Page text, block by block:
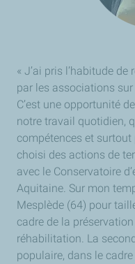
« J’ai pris l’habitude
par les associations
C’est une opportunité
notre travail quotidien,
compétences et surtout
choisi des actions de
avec le Conservatoire
Aquitaine. Sur mon
Mesplède (64) pour
cadre de la
réhabilitation. La
populaire, dans le